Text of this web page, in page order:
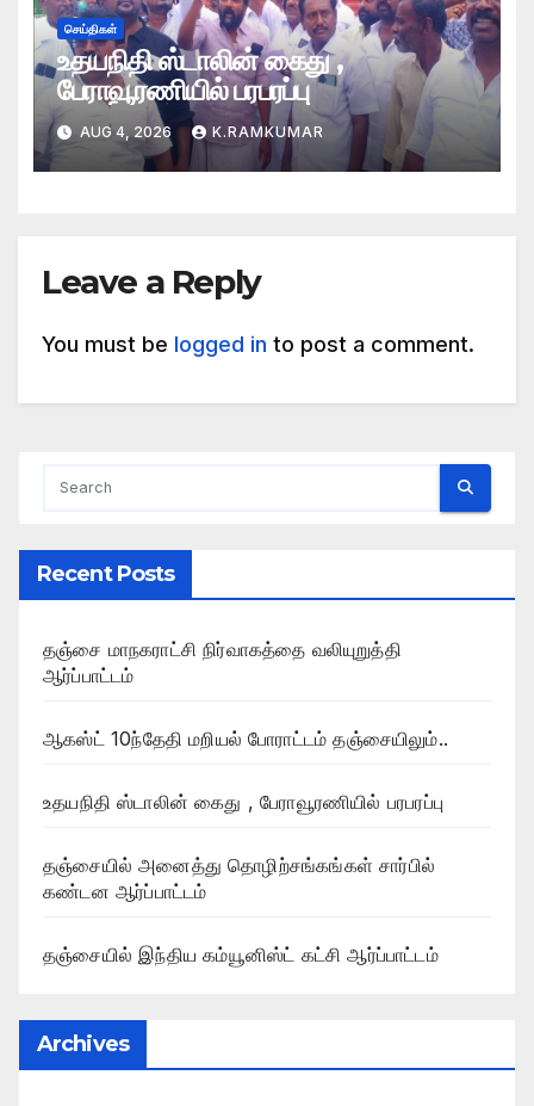
செய்திகள்
உதயநிதி ஸ்டாலின் கைது ,
பேராவூரணியில் பரபரப்பு
AUG 4, 2026 K.RAMKUMAR
Leave a Reply
You must be logged in to post a comment.
Recent Posts
தஞ்சை மாநகராட்சி நிர்வாகத்தை வலியுறுத்தி
ஆர்ப்பாட்டம்
ஆகஸ்ட் 10ந்தேதி மறியல் போராட்டம் தஞ்சையிலும்..
உதயநிதி ஸ்டாலின் கைது , பேராவூரணியில் பரபரப்பு
தஞ்சையில் அனைத்து தொழிற்சங்கங்கள் சார்பில்
கண்டன ஆர்ப்பாட்டம்
தஞ்சையில் இந்திய கம்யூனிஸ்ட் கட்சி ஆர்ப்பாட்டம்
Archives